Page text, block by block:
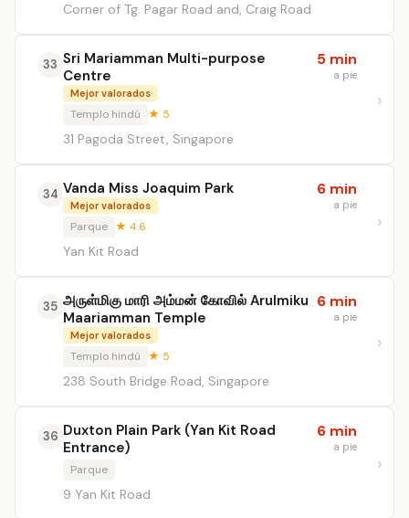
Corner of Tg. Pagar Road and, Craig Road
33 Sri Mariamman Multi-purpose
Centre
Mejor valorados
Templo hindú ★ 5
31 Pagoda Street, Singapore
5 min
a pie
34 Vanda Miss Joaquim Park
Mejor valorados
Parque ★ 4.6
Yan Kit Road
6 min
a pie
35 அருள்மிகு மாரி அம்மன் கோவில் Arulmiku
Maariamman Temple
Mejor valorados
Templo hindú ★ 5
238 South Bridge Road, Singapore
6 min
a pie
36 Duxton Plain Park (Yan Kit Road
Entrance)
Parque
9 Yan Kit Road
6 min
a pie